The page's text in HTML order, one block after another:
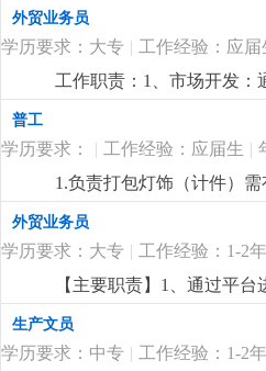
外贸业务员
学历要求：大专 | 工作经验：应届
工作职责：1、市场开发：
理：负责维护客户关系，
程，确保准时交货，并收
5、产品推广：通过网络平
同，并处理合同履行过程
优先。语言能力：英语四
流程者优先。技能素质：
4500-6000元/月+提成 更详细
普工
学历要求： | 工作经验：应届生 |
1.负责打包灯饰（计件）
18：00包吃住 休2天计件
外贸业务员
学历要求：大专 | 工作经验：1-2年
【主要职责】1、通过平
设，做好产品发布、分析
厂、交货、单证、售后等
历，英语可作为工作语言
生产文员
学历要求：中专 | 工作经验：1-2年